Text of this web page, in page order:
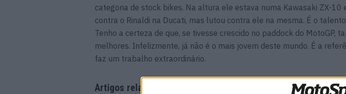
categoria de stock bikes. Na altura ele estava numa Kawasaki ZX-10
contra o Rinaldi na Ducati, mas lutou contra ele na mesma. É o
Tenho a certeza de que, se tivesse crescido no paddock do MotoGP,
melhores. Infelizmente, já não é o mais jovem deste mundo. É a
faz um trabalho extraordinário.
Artigos relacionados